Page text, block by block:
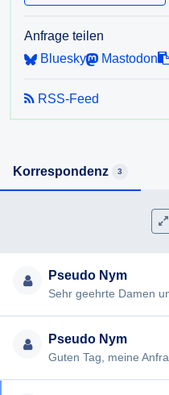
Anfrage teilen
Bluesky
Mastodon
RSS-Feed
Korrespondenz 3
Pseudo Nym
Pseudo Nym